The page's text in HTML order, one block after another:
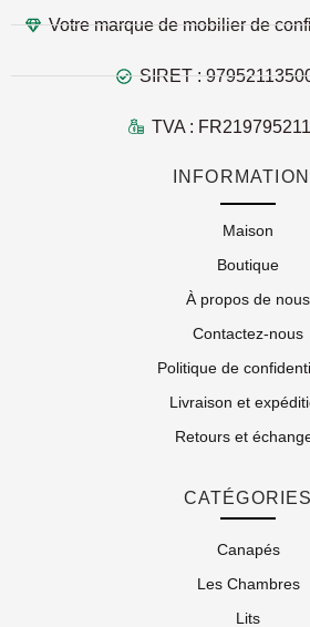
Votre marque de mobilier de
SIRET :
TVA :
Maison
Boutique
À propos de nous
Contactez-nous
Politique de
Livraison et
Retours et
CATÉGORIES
Canapés
Les Chambres
Lits